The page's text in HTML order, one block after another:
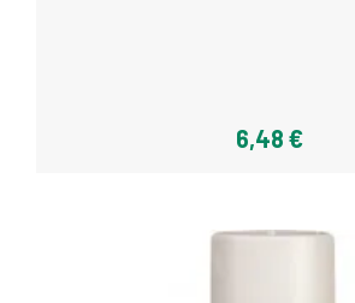
6,48 €